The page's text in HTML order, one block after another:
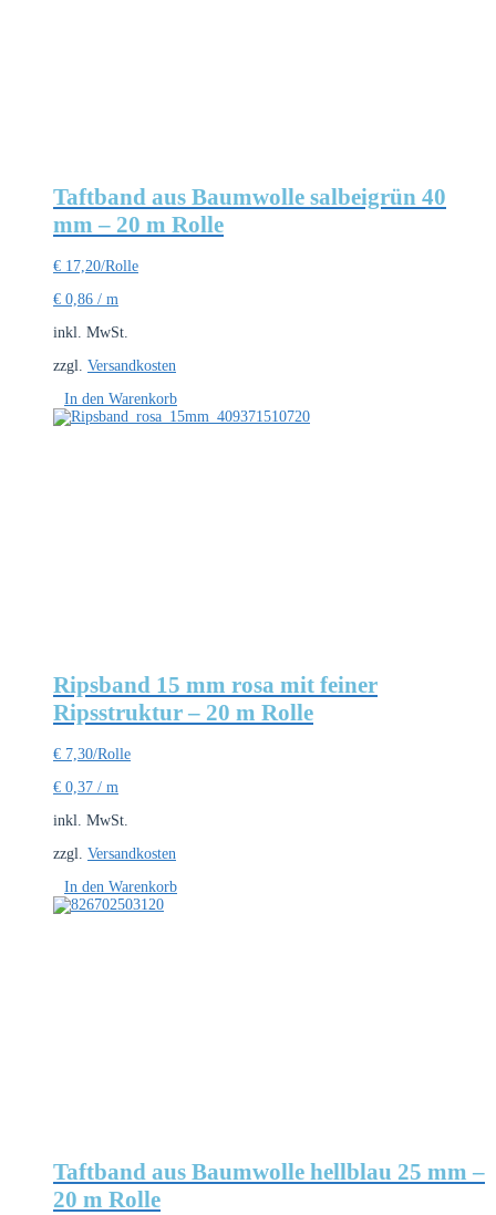
Taftband aus Baumwolle salbeigrün 40
mm – 20 m Rolle
€ 17,20/Rolle
€ 0,86 / m
inkl. MwSt.
zzgl. Versandkosten
In den Warenkorb
Ripsband 15 mm rosa mit feiner
Ripsstruktur – 20 m Rolle
€ 7,30/Rolle
€ 0,37 / m
inkl. MwSt.
zzgl. Versandkosten
In den Warenkorb
Taftband aus Baumwolle hellblau 25 mm –
20 m Rolle